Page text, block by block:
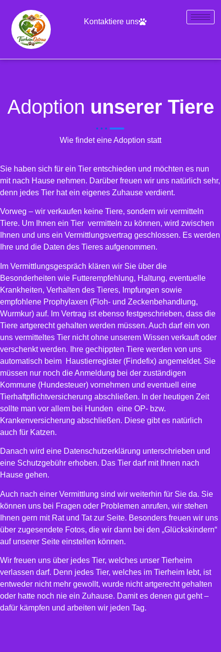
Kontaktiere uns
Adoption unserer Tiere
Wie findet eine Adoption statt
Sie haben sich für ein Tier entschieden und möchten es nun
mit nach Hause nehmen. Darüber freuen wir uns natürlich sehr,
denn jedes Tier hat ein eigenes Zuhause verdient.
Vorweg – wir verkaufen keine Tiere, sondern wir vermitteln
Tiere. Um Ihnen ein Tier vermitteln zu können, wird zwischen
Ihnen und uns ein Vermittlungsvertrag geschlossen. Es werden
Ihre und die Daten des Tieres aufgenommen.
Im Vermittlungsgespräch klären wir Sie über die
Besonderheiten wie Futterempfehlung, Haltung, eventuelle
Krankheiten, Verhalten des Tieres, Impfungen sowie
empfohlene Prophylaxen (Floh- und Zeckenbehandlung,
Wurmkur) auf. Im Vertrag ist ebenso festgeschrieben, dass die
Tiere artgerecht gehalten werden müssen. Auch darf ein von
uns vermitteltes Tier nicht ohne unserem Wissen verkauft oder
verschenkt werden. Ihre gechippten Tiere werden von uns
automatisch beim Haustierregister (Findefix) angemeldet. Sie
müssen nur noch die Anmeldung bei der zuständigen
Kommune (Hundesteuer) vornehmen und eventuell eine
Tierhaftpflichtversicherung abschließen. In der heutigen Zeit
sollte man vor allem bei Hunden eine OP- bzw.
Krankenversicherung abschließen. Diese gibt es natürlich
auch für Katzen.
Danach wird eine Datenschutzerklärung unterschrieben und
eine Schutzgebühr erhoben. Das Tier darf mit Ihnen nach
Hause gehen.
Auch nach einer Vermittlung sind wir weiterhin für Sie da. Sie
können uns bei Fragen oder Problemen anrufen, wir stehen
Ihnen gern mit Rat und Tat zur Seite. Besonders freuen wir uns
über zugesendete Fotos, die wir dann bei den „Glückskindern“
auf unserer Seite einstellen können.
Wir freuen uns über jedes Tier, welches unser Tierheim
verlassen darf. Denn jedes Tier, welches im Tierheim lebt, ist
entweder nicht mehr gewollt, wurde nicht artgerecht gehalten
oder hatte noch nie ein Zuhause. Damit es denen gut geht –
dafür kämpfen und arbeiten wir jeden Tag.